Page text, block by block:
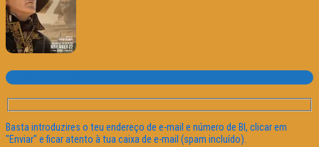
Subscrever o site
Basta introduzires o teu endereço de e-mail e número de BI, clicar em
"Enviar" e ficar atento à tua caixa de e-mail (spam incluído).